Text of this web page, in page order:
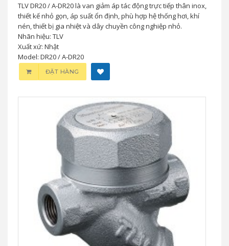
TLV DR20 / A-DR20 là van giảm áp tác động trực tiếp thân inox,
thiết kế nhỏ gọn, áp suất ổn định, phù hợp hệ thống hơi, khí
nén, thiết bị gia nhiệt và dây chuyền công nghiệp nhỏ.
Nhãn hiệu: TLV
Xuất xứ: Nhật
Model: DR20 / A-DR20
ĐẶT HÀNG